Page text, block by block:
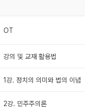
OT
강의 및 교재 활용법
1강. 정치의 의미와 법의 이념
2강. 민주주의론